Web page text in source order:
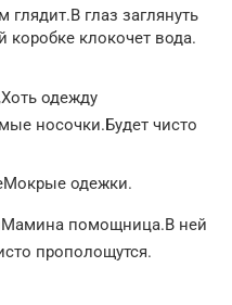
глаз заглянуть
коробке клокочет вода.
одежду
носочки.Будет чисто
одежки.
помощница.В ней
прополощутся.